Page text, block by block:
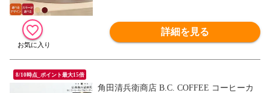
詳細を見る
8/10時点_ポイント最大15倍
角田清兵衛商店 B.C. COFFEE コーヒーカ